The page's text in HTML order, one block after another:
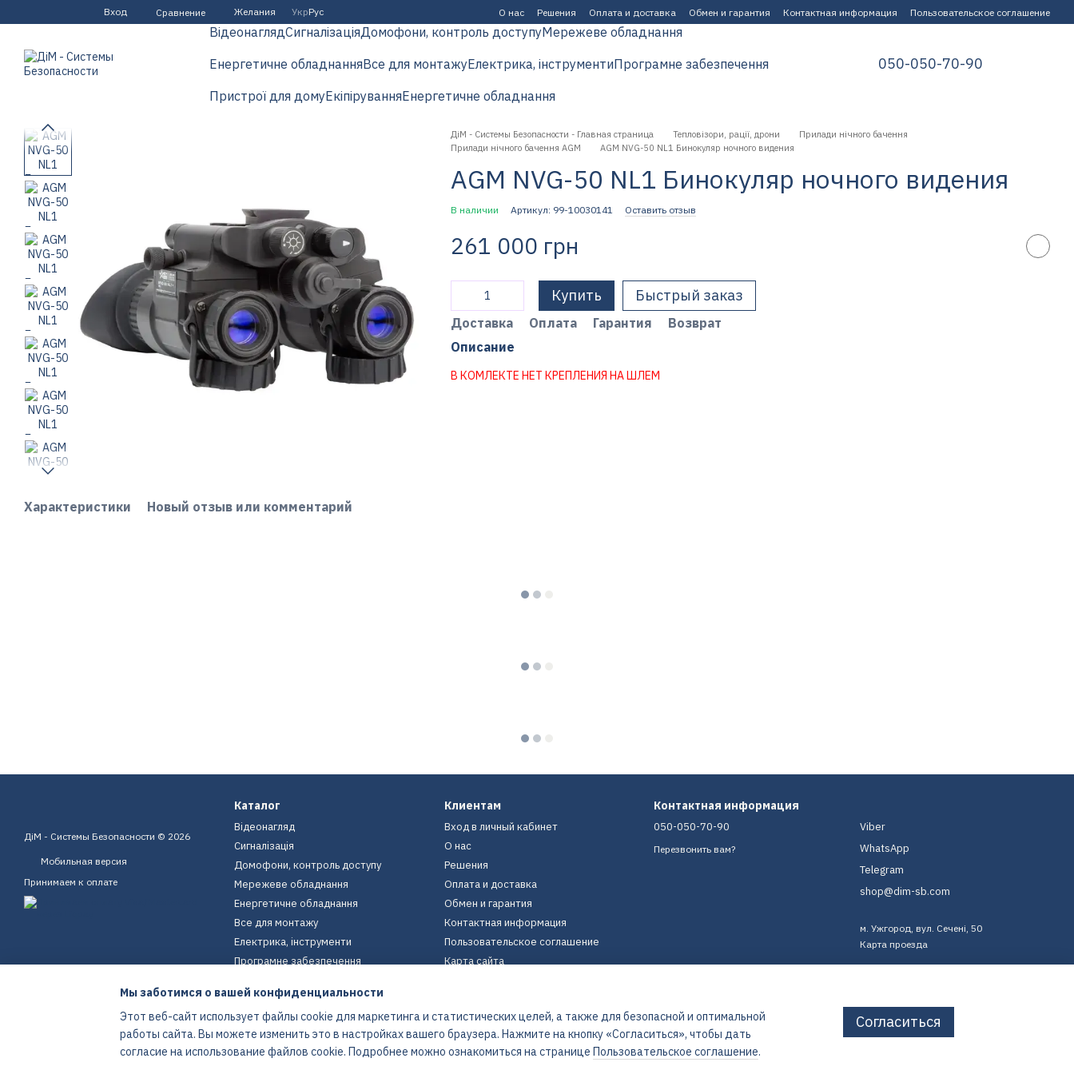
Перейти к основному контенту
Вход Сравнение Желания УкрРус О нас Решения Оплата и доставка Обмен и гарантия Контактная информация Пользовательское соглашение
ВідеонаглядСигналізаціяДомофони, контроль доступуМережеве обладнання
Енергетичне обладнанняВсе для монтажуЕлектрика, інструментиПрограмне забезпечення
Пристрої для домуЕкіпіруванняЕнергетичне обладнання
050-050-70-90
Характеристики Новый отзыв или комментарий
ДіМ - Системы Безопасности - Главная страница Тепловізори, рації, дрони
Прилади нічного бачення
Прилади нічного бачення AGM
AGM NVG-50 NL1 Бинокуляр ночного видения
AGM NVG-50 NL1 Бинокуляр ночного видения
В наличии Артикул: 99-10030141 Оставить отзыв
261 000 грн
Купить Быстрый заказ
Доставка Оплата Гарантия
Возврат
Описание
В КОМЛЕКТЕ НЕТ КРЕПЛЕНИЯ НА ШЛЕМ
ДіМ - Системы Безопасности © 2026
Мобильная версия
Принимаем к оплате
Интернет-магазин создан с Хорошоп
Каталог
Відеонагляд
Сигналізація
Домофони, контроль доступу
Мережеве обладнання
Енергетичне обладнання
Все для монтажу
Електрика, інструменти
Програмне забезпечення
Екіпірування
Енергетичне обладнання
Клиентам
Вход в личный кабинет
О нас
Решения
Оплата и доставка
Обмен и гарантия
Контактная информация
Пользовательское соглашение
Карта сайта
Контактная информация
050-050-70-90
Перезвонить вам?
Viber
WhatsApp
Telegram
shop@dim-sb.com
м. Ужгород, вул. Сечені, 50
Карта проезда
Мы заботимся о вашей конфиденциальности
Этот веб-сайт использует файлы cookie для маркетинга и статистических целей, а также для безопасной и оптимальной
работы сайта. Вы можете изменить это в настройках вашего браузера. Нажмите на кнопку «Согласиться», чтобы дать
согласие на использование файлов cookie. Подробнее можно ознакомиться на странице Пользовательское соглашение.
Согласиться